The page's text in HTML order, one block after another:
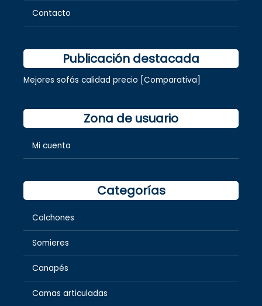
Contacto
Publicación destacada
Mejores sofás calidad precio [Comparativa]
Zona de usuario
Mi cuenta
Categorías
Colchones
Somieres
Canapés
Camas articuladas